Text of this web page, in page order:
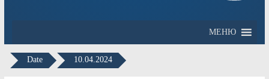
МЕНЮ
Date 10.04.2024